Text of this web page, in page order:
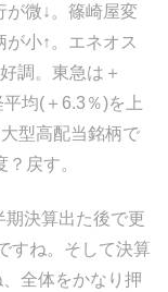
が微↓。篠崎屋変
小↑。エネオス
調。東急は＋
均(＋6.3％)を上
型高配当銘柄で
戻す。
決算出た後で更
すね。そして決算
全体をかなり押